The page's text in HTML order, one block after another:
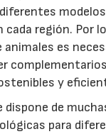
cada región. Por
es
y
dispone de
para